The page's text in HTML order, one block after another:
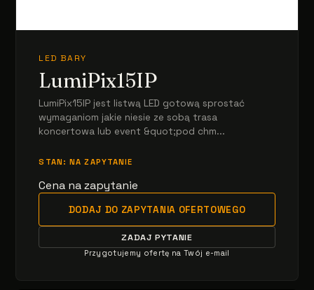
LED BARY
LumiPix15IP
LumiPix15IP jest listwą LED gotową sprostać
wymaganiom jakie niesie ze sobą trasa
koncertowa lub event &quot;pod chm...
STAN: NA ZAPYTANIE
Cena na zapytanie
DODAJ DO ZAPYTANIA OFERTOWEGO
ZADAJ PYTANIE
Przygotujemy ofertę na Twój e-mail